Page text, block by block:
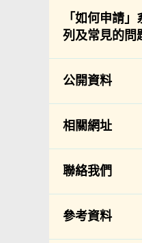
招標通告索
主要採購服
申請納入食
衞生署通知
的標準僱傭
「如何申請」
列及常見的問
公開資料
公開資料守
備存紀錄一
相關網址
相關政府機
聯絡我們
查詢、建議
和投訴
參考資料